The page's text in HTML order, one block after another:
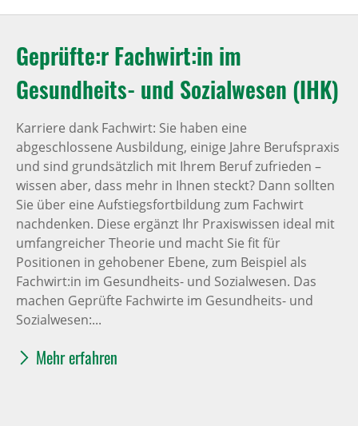
Geprüfte:r Fachwirt:in im
Gesundheits- und Sozialwesen (IHK)
Karriere dank Fachwirt: Sie haben eine
abgeschlossene Ausbildung, einige Jahre Berufspraxis
und sind grundsätzlich mit Ihrem Beruf zufrieden –
wissen aber, dass mehr in Ihnen steckt? Dann sollten
Sie über eine Aufstiegsfortbildung zum Fachwirt
nachdenken. Diese ergänzt Ihr Praxiswissen ideal mit
umfangreicher Theorie und macht Sie fit für
Positionen in gehobener Ebene, zum Beispiel als
Fachwirt:in im Gesundheits- und Sozialwesen. Das
machen Geprüfte Fachwirte im Gesundheits- und
Sozialwesen:...
Mehr erfahren